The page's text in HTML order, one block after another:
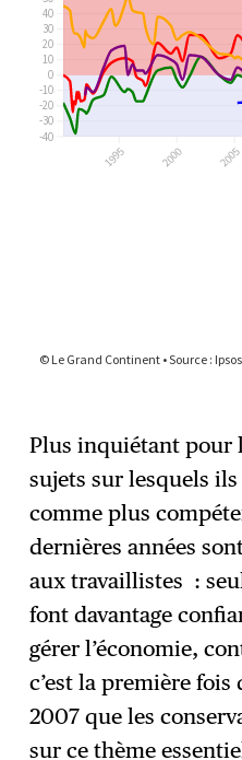
Plus inquiétant pour
sujets sur lesquels
comme plus
dernières années
aux travaillistes :
font davantage
gérer l’économie,
c’est la première
2007 que les
sur ce thème